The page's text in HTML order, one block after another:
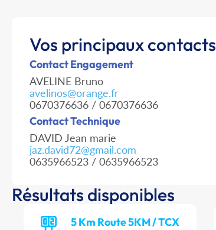
Vos principaux contacts
Contact Engagement
AVELINE Bruno
avelinos@orange.fr
0670376636 / 0670376636
Contact Technique
DAVID Jean marie
jaz.david72@gmail.com
0635966523 / 0635966523
Résultats disponibles
5 Km Route 5KM / TCX